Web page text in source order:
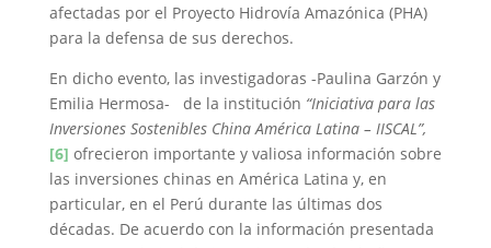
afectadas por el Proyecto Hidrovía Amazónica (PHA)
para la defensa de sus derechos.
En dicho evento, las investigadoras -Paulina Garzón y
Emilia Hermosa- de la institución “Iniciativa para las
Inversiones Sostenibles China América Latina – IISCAL”,
[6] ofrecieron importante y valiosa información sobre
las inversiones chinas en América Latina y, en
particular, en el Perú durante las últimas dos
décadas. De acuerdo con la información presentada